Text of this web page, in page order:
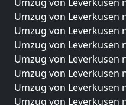
Umzug von Leverkusen
Umzug von Leverkusen
Umzug von Leverkusen
Umzug von Leverkusen
Umzug von Leverkusen
Umzug von Leverkusen
Umzug von Leverkusen